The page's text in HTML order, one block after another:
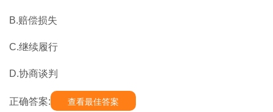
B.赔偿损失
C.继续履行
D.协商谈判
正确答案: 查看最佳答案